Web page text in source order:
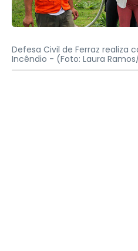
Defesa Civil de Ferraz realiza
Incêndio - (Foto: Laura